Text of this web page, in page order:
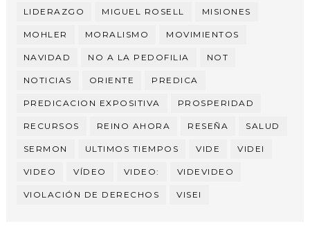
LIDERAZGO MIGUEL ROSELL MISIONES
MOHLER MORALISMO MOVIMIENTOS
NAVIDAD NO A LA PEDOFILIA NOT
NOTICIAS ORIENTE PREDICA
PREDICACION EXPOSITIVA PROSPERIDAD
RECURSOS REINO AHORA RESEÑA SALUD
SERMON ULTIMOS TIEMPOS VIDE VIDEI
VIDEO VÍDEO VIDEO: VIDEVIDEO
VIOLACIÓN DE DERECHOS VISEI